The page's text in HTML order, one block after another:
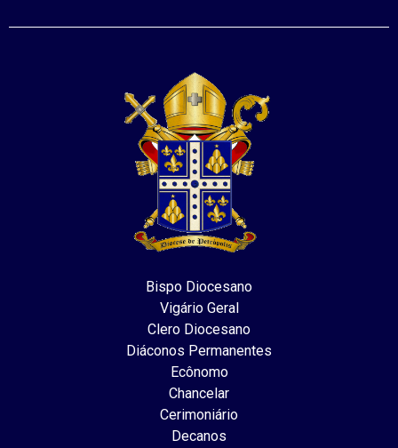
Bispo Diocesano
Vigário Geral
Clero Diocesano
Diáconos Permanentes
Ecônomo
Chancelar
Cerimoniário
Decanos